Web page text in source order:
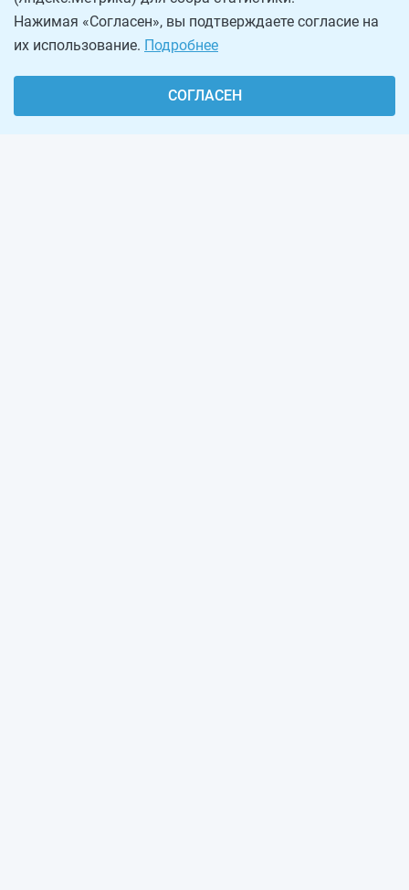
Нажимая «Согласен», вы подтверждаете согласие на
их использование. Подробнее
СОГЛАСЕН